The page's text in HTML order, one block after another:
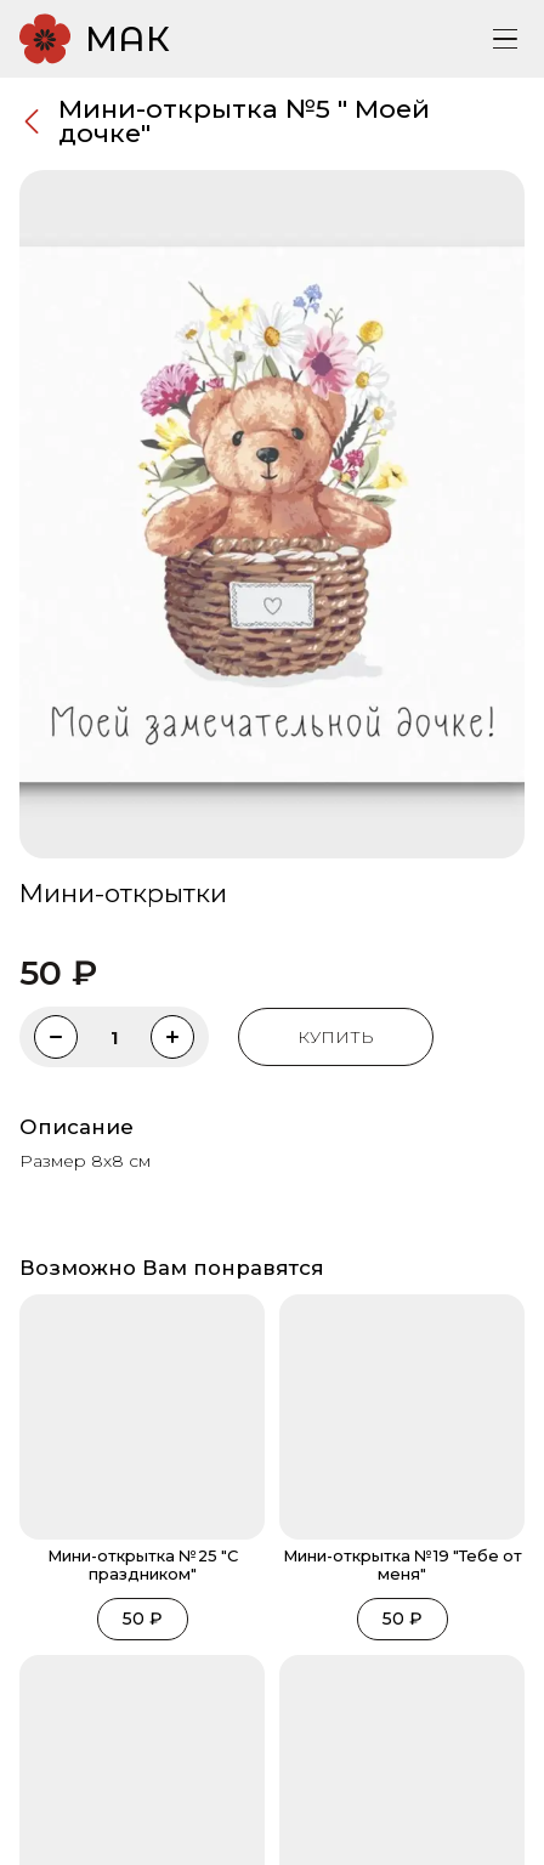
МАК
Мини-открытка №5 " Моей
дочке"
Мини-открытки
50 ₽
1 КУПИТЬ
Описание
Размер 8х8 см
Возможно Вам понравятся
Мини-открытка №25 "С
праздником"
50 ₽
Мини-открытка №19 "Тебе от
меня"
50 ₽